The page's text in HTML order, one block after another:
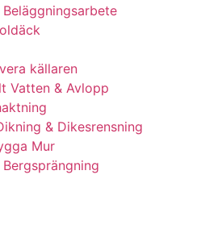
källaren
Vatten & Avlopp
& Dikesrensning
Mur